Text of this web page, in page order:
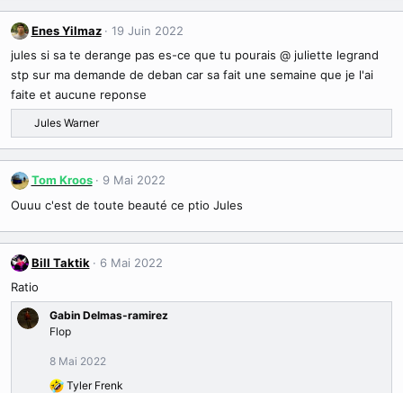
s
:
Enes Yilmaz
19 Juin 2022
jules si sa te derange pas es-ce que tu pourais @ juliette legrand
stp sur ma demande de deban car sa fait une semaine que je l'ai
faite et aucune reponse
é
a
c
t
i
n
s
:
Jules Warner
Tom Kroos
9 Mai 2022
Ouuu c'est de toute beauté ce ptio Jules
Bill Taktik
6 Mai 2022
Ratio
Gabin Delmas-ramirez
Flop
8 Mai 2022
Tyler Frenk